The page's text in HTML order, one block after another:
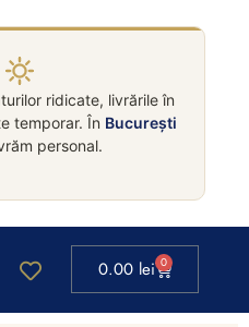
ridicate, livrările în
temporar. În București
personal.
0.00 lei 0